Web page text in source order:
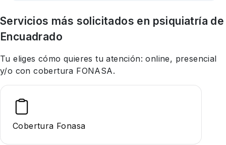
Servicios más solicitados en psiquiatría de
Encuadrado
Tu eliges cómo quieres tu atención: online, presencial
y/o con cobertura FONASA.
Cobertura Fonasa